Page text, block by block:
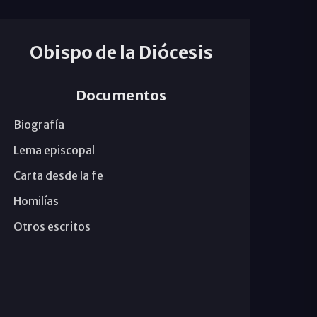
Obispo de la Diócesis
Documentos
Biografía
Lema episcopal
Carta desde la fe
Homilías
Otros escritos